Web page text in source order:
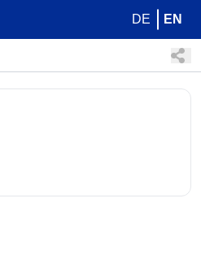
DE EN